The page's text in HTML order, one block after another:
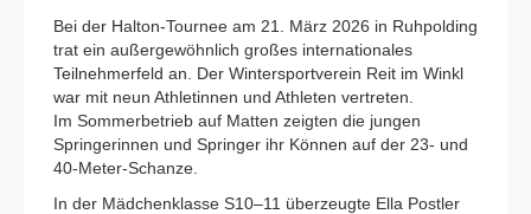
Bei der Halton-Tournee am 21. März 2026 in Ruhpolding
trat ein außergewöhnlich großes internationales
Teilnehmerfeld an. Der Wintersportverein Reit im Winkl
war mit neun Athletinnen und Athleten vertreten.
Im Sommerbetrieb auf Matten zeigten die jungen
Springerinnen und Springer ihr Können auf der 23- und
40-Meter-Schanze.
In der Mädchenklasse S10–11 überzeugte Ella Postler